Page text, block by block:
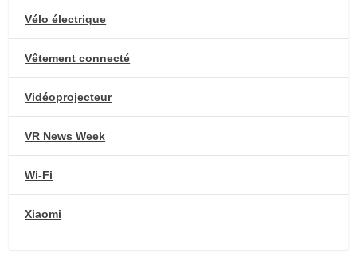
Vélo électrique
Vêtement connecté
Vidéoprojecteur
VR News Week
Wi-Fi
Xiaomi